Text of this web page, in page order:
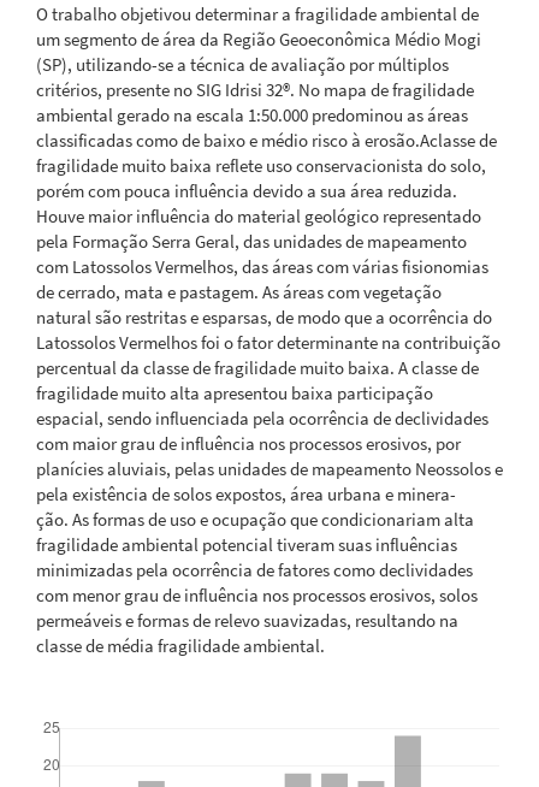
O trabalho objetivou determinar a fragilidade ambiental de
um segmento de área da Região Geoeconômica Médio Mogi
(SP), utilizando-se a técnica de avaliação por múltiplos
critérios, presente no SIG Idrisi 32®. No mapa de fragilidade
ambiental gerado na escala 1:50.000 predominou as áreas
classificadas como de baixo e médio risco à erosão.Aclasse de
fragilidade muito baixa reflete uso conservacionista do solo,
porém com pouca influência devido a sua área reduzida.
Houve maior influência do material geológico representado
pela Formação Serra Geral, das unidades de mapeamento
com Latossolos Vermelhos, das áreas com várias fisionomias
de cerrado, mata e pastagem. As áreas com vegetação
natural são restritas e esparsas, de modo que a ocorrência do
Latossolos Vermelhos foi o fator determinante na contribuição
percentual da classe de fragilidade muito baixa. A classe de
fragilidade muito alta apresentou baixa participação
espacial, sendo influenciada pela ocorrência de declividades
com maior grau de influência nos processos erosivos, por
planícies aluviais, pelas unidades de mapeamento Neossolos e
pela existência de solos expostos, área urbana e minera-
ção. As formas de uso e ocupação que condicionariam alta
fragilidade ambiental potencial tiveram suas influências
minimizadas pela ocorrência de fatores como declividades
com menor grau de influência nos processos erosivos, solos
permeáveis e formas de relevo suavizadas, resultando na
classe de média fragilidade ambiental.